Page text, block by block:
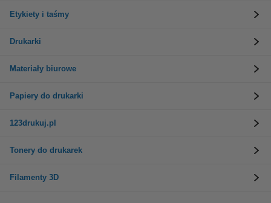
Etykiety i taśmy
Drukarki
Materiały biurowe
Papiery do drukarki
123drukuj.pl
Tonery do drukarek
Filamenty 3D